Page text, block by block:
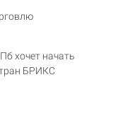
хочет начать
БРИКС